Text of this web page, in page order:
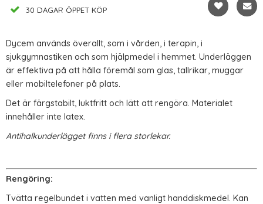
30 DAGAR ÖPPET KÖP
Dycem används överallt, som i vården, i terapin, i
sjukgymnastiken och som hjälpmedel i hemmet. Underläggen
är effektiva på att hålla föremål som glas, tallrikar, muggar
eller mobiltelefoner på plats.
Det är färgstabilt, luktfritt och lätt att rengöra. Materialet
innehåller inte latex.
Antihalkunderlägget finns i flera storlekar.
Rengöring:
Tvätta regelbundet i vatten med vanligt handdiskmedel. Kan